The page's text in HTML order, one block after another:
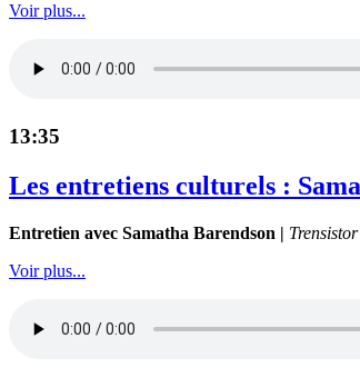
Voir plus...
13:35
Les entretiens culturels :
Entretien avec Samatha Barendson |
Voir plus...